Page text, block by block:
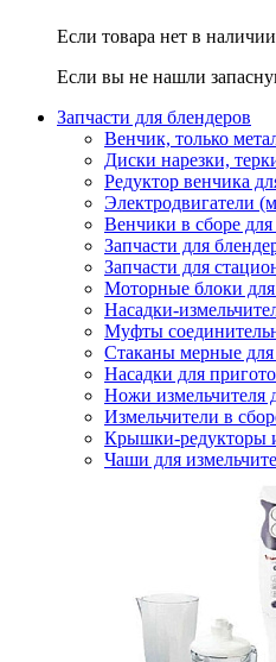
Если товара нет в
Если вы не нашли
Запчасти для блендеров
Венчик, только
Диски нарезки,
Редуктор венчика
Электродвигатели
Венчики в сборе для
Запчасти для
Запчасти для
Моторные блоки
Насадки-
Муфты
Стаканы мерные для
Насадки для
Ножи измельчителя
Измельчители в
Крышки-редукторы
Чаши для